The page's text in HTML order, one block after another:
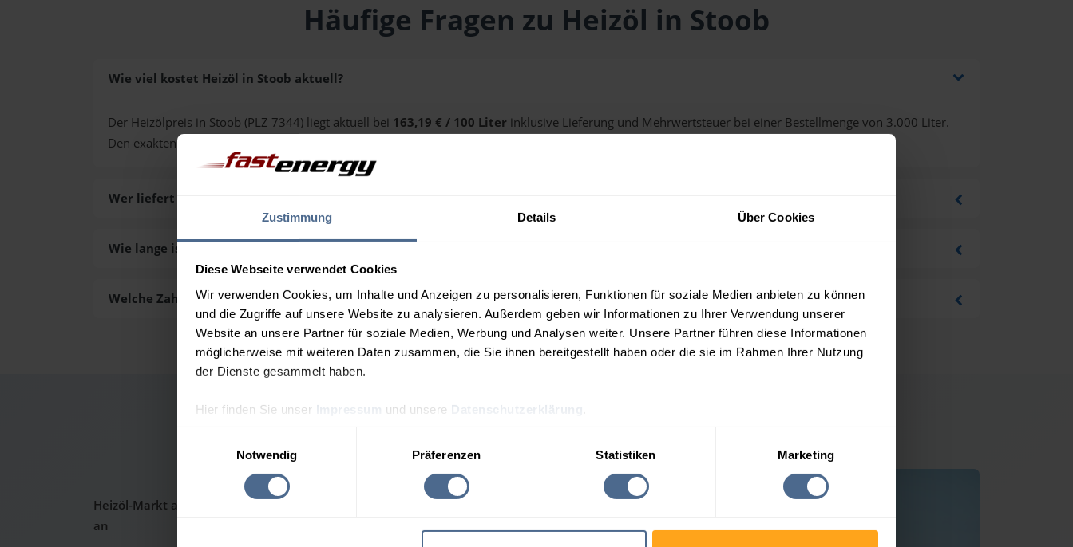
Zustimmung Details Über Cookies
Diese Webseite verwendet Cookies
Wir verwenden Cookies, um Inhalte und Anzeigen zu personalisieren, Funktionen für soziale Medien anbieten zu können
und die Zugriffe auf unsere Website zu analysieren. Außerdem geben wir Informationen zu Ihrer Verwendung unserer
Website an unsere Partner für soziale Medien, Werbung und Analysen weiter. Unsere Partner führen diese Informationen
möglicherweise mit weiteren Daten zusammen, die Sie ihnen bereitgestellt haben oder die sie im Rahmen Ihrer Nutzung
der Dienste gesammelt haben.
Hier finden Sie unser Impressum und unsere Datenschutzerklärung
Notwendig
Präferenzen Statistiken Marketing
Häufige Fragen zu Heizöl in Stoob
Wie viel kostet Heizöl in Stoob aktuell?
Der Heizölpreis in Stoob (PLZ 7344) liegt aktuell bei 163,19 € / 100 Liter inklusive Lieferung und Mehrwertsteuer bei einer Bestellmenge von 3.000 Liter.
Den exakten Preis für Ihre Wunschmenge erhalten Sie über unseren
Wer liefert das Heizöl in Stoob aus?
Wie lange ist die Lieferzeit des Heizöls in Stoob?
Welche Zahlungsarten gibt es?
Heizöl-Markt aktuell: Ölpreise schon wieder auf dem Weg nach oben - Heizölpreise ziehen ebenfalls
an